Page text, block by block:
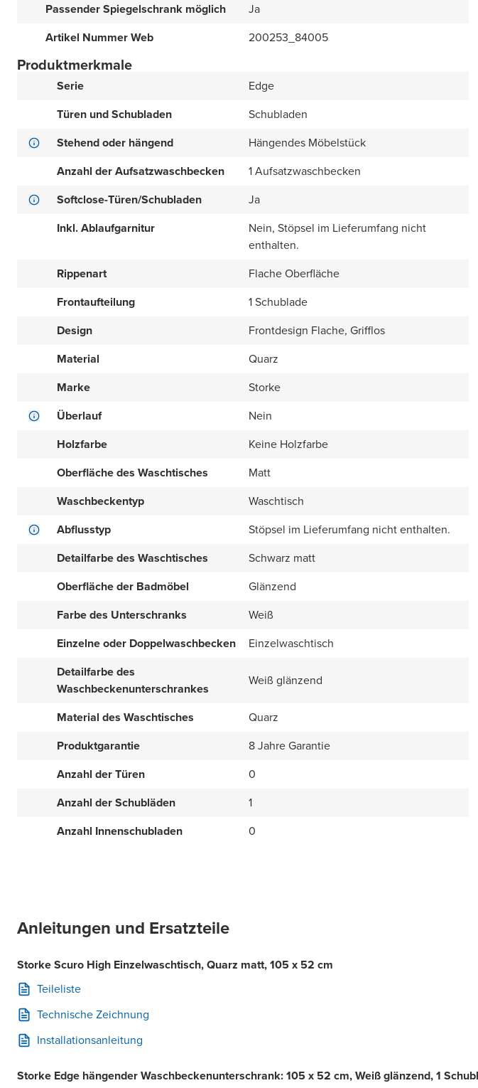
Passender Spiegelschrank möglich
Ja
Artikel Nummer Web
200253_84005
Produktmerkmale
Serie
Edge
Türen und Schubladen
Schubladen
Stehend oder hängend
Hängendes Möbelstück
Anzahl der Aufsatzwaschbecken
1 Aufsatzwaschbecken
Softclose-Türen/Schubladen
Ja
Inkl. Ablaufgarnitur
Nein, Stöpsel im Lieferumfang nicht
enthalten.
Rippenart
Flache Oberfläche
Frontaufteilung
1 Schublade
Design
Frontdesign Flache, Grifflos
Material
Quarz
Marke
Storke
Überlauf
Nein
Holzfarbe
Keine Holzfarbe
Oberfläche des Waschtisches
Matt
Waschbeckentyp
Waschtisch
Abflusstyp
Stöpsel im Lieferumfang nicht enthalten.
Detailfarbe des Waschtisches
Schwarz matt
Oberfläche der Badmöbel
Glänzend
Farbe des Unterschranks
Weiß
Einzelne oder Doppelwaschbecken
Einzelwaschtisch
Detailfarbe des
Waschbeckenunterschrankes
Weiß glänzend
Material des Waschtisches
Quarz
Produktgarantie
8 Jahre Garantie
Anzahl der Türen
0
Anzahl der Schubläden
1
Anzahl Innenschubladen
0
Anleitungen und Ersatzteile
Storke Scuro High Einzelwaschtisch, Quarz matt, 105 x 52 cm
Teileliste
Technische Zeichnung
Installationsanleitung
Storke Edge hängender Waschbeckenunterschrank: 105 x 52 cm, Weiß glänzend, 1